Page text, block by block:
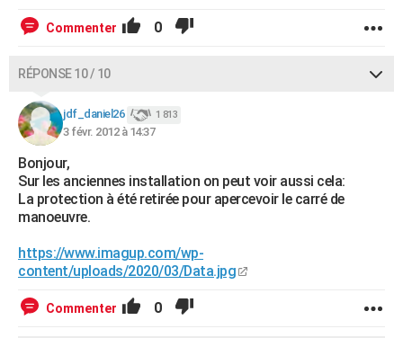
Commenter 0
RÉPONSE 10 / 10
jdf_daniel26 1 813
3 févr. 2012 à 14:37
Bonjour,
Sur les anciennes installation on peut voir aussi cela:
La protection à été retirée pour apercevoir le carré de
manoeuvre.
https://www.imagup.com/wp-
content/uploads/2020/03/Data.jpg
Commenter 0